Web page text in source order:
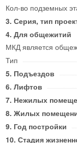
Кол-во подземных
Серия, тип
Для общежитий
МКД является
Тип
Подъездов
Лифтов
Нежилых
Жилых
Год постройки
Стадия